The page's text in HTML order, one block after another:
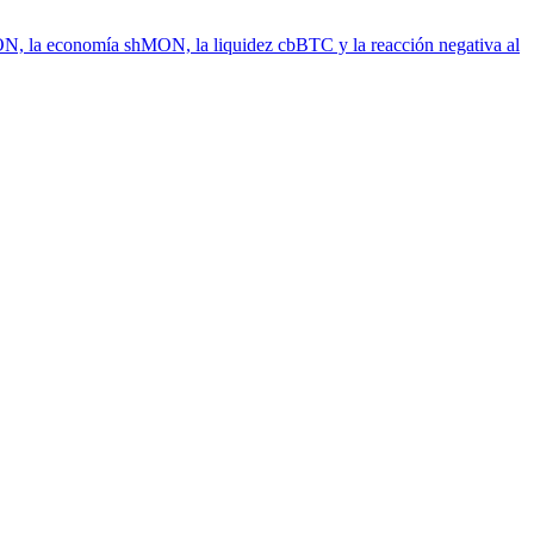
la economía shMON, la liquidez cbBTC y la reacción negativa al